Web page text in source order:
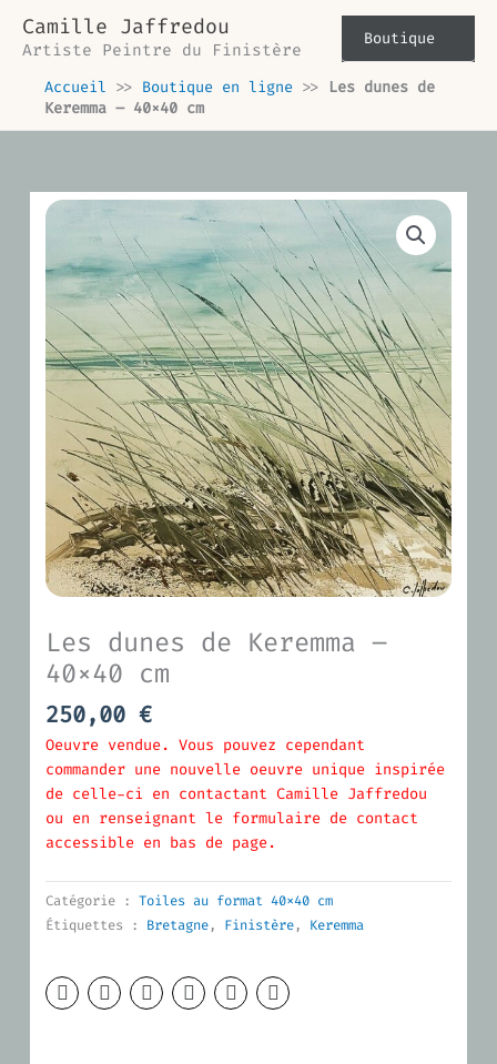
contenu
Camille Jaffredou
Artiste Peintre du Finistère
Boutique
Accueil >> Boutique en ligne >>
Les dunes de
Keremma – 40×40 cm
Les dunes de Keremma –
40×40 cm
250,00€
Oeuvre vendue. Vous pouvez cependant
commander une nouvelle oeuvre unique inspirée
de celle-ci en contactant Camille Jaffredou
ou en renseignant le formulaire de contact
accessible en bas de page.
Catégorie :Toiles au format 40x40 cm
Étiquettes : Bretagne, Finistère, Keremma